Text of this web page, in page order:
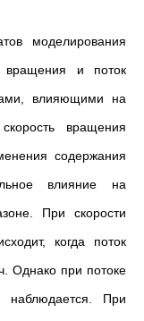
моделирования
вращения и поток
влияющими на
вращения
содержания
влияние на
При скорости
когда поток
Однако при потоке
При